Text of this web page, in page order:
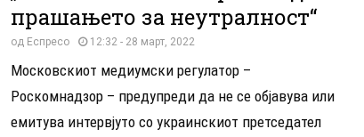
прашањето за неутралност“
од Еспресо 12:32 - 28 март, 2022
Московскиот медиумски регулатор –
Роскомнадзор – предупреди да не се објавува или
емитува интервјуто со украинскиот претседател